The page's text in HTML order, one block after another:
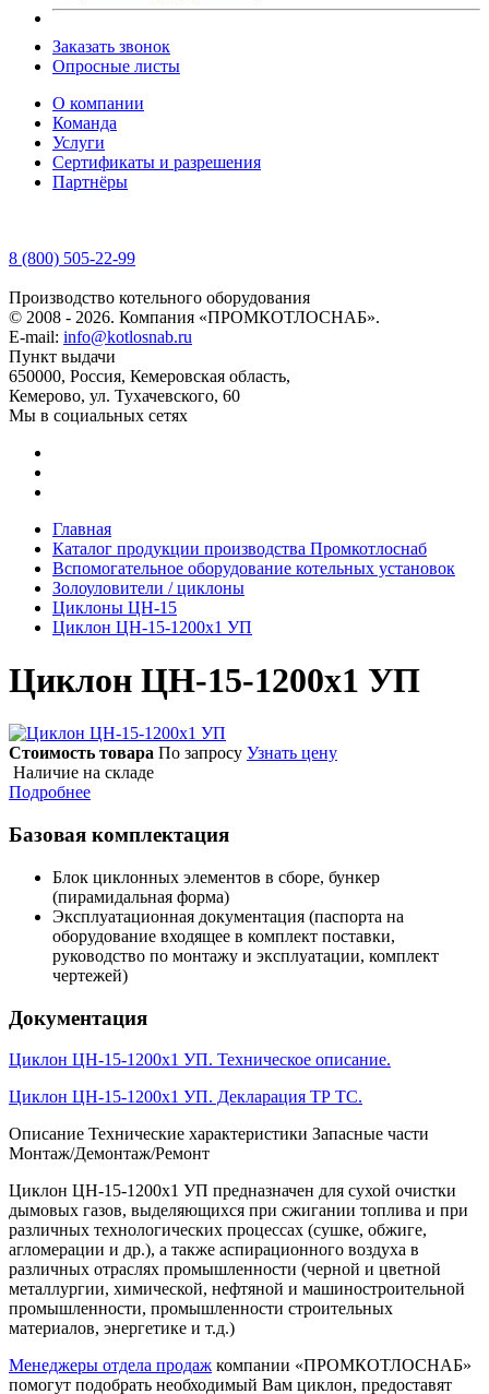
Заказать звонок
Опросные листы
О компании
Команда
Услуги
Сертификаты и разрешения
Партнёры
8 (800) 505-22-99
Производство котельного оборудования
© 2008 - 2026. Компания «ПРОМКОТЛОСНАБ».
E-mail: info@kotlosnab.ru
Пункт выдачи
650000, Россия, Кемеровская область,
Кемерово, ул. Тухачевского, 60
Мы в социальных сетях
Главная
Каталог продукции производства Промкотлоснаб
Вспомогательное оборудование котельных установок
Золоуловители / циклоны
Циклоны ЦН-15
Циклон ЦН-15-1200х1 УП
Циклон ЦН-15-1200х1 УП
Стоимость товара По запросу Узнать цену
Наличие на складе
Подробнее
Базовая комплектация
Блок циклонных элементов в сборе, бункер
(пирамидальная форма)
Эксплуатационная документация (паспорта на
оборудование входящее в комплект поставки,
руководство по монтажу и эксплуатации, комплект
чертежей)
Документация
Циклон ЦН-15-1200х1 УП. Техническое описание.
Циклон ЦН-15-1200х1 УП. Декларация ТР ТС.
Описание Технические характеристики Запасные части
Монтаж/Демонтаж/Ремонт
Циклон ЦН-15-1200х1 УП предназначен для сухой очистки
дымовых газов, выделяющихся при сжигании топлива и при
различных технологических процессах (сушке, обжиге,
агломерации и др.), а также аспирационного воздуха в
различных отраслях промышленности (черной и цветной
металлургии, химической, нефтяной и машиностроительной
промышленности, промышленности строительных
материалов, энергетике и т.д.)
Менеджеры отдела продаж компании «ПРОМКОТЛОСНАБ»
помогут подобрать необходимый Вам циклон, предоставят